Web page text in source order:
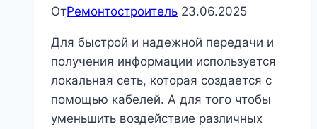
ОтРемонтостроитель 23.06.2025
Для быстрой и надежной передачи и
получения информации используется
локальная сеть, которая создается с
помощью кабелей. А для того чтобы
уменьшить воздействие различных